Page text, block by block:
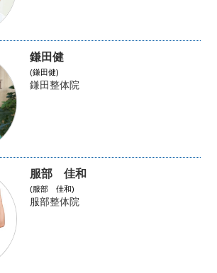
鎌田健
(鎌田健)
鎌田整体院
服部 佳和
(服部 佳和)
服部整体院